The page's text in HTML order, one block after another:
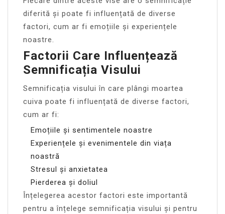
diferită și poate fi influențată de diverse
factori, cum ar fi emoțiile și experiențele
noastre.
Factorii Care Influențează
Semnificația Visului
Semnificația visului în care plângi moartea
cuiva poate fi influențată de diverse factori,
cum ar fi:
Emoțiile și sentimentele noastre
Experiențele și evenimentele din viața
noastră
Stresul și anxietatea
Pierderea și doliul
Înțelegerea acestor factori este importantă
pentru a înțelege semnificația visului și pentru